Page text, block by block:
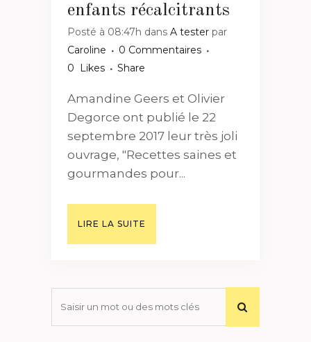
enfants récalcitrants
Posté à 08:47h dans A tester par
Caroline
0 Commentaires
0
Likes Share
Amandine Geers et Olivier
Degorce ont publié le 22
septembre 2017 leur très joli
ouvrage, "Recettes saines et
gourmandes pour...
LIRE LA SUITE